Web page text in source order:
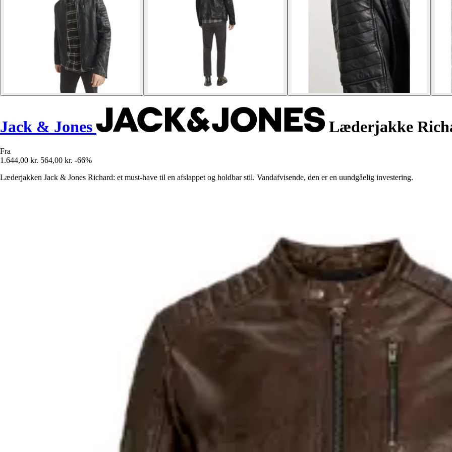
Jack & Jones Læderjakke
Fra
1.644,00 kr. 564,00 kr. -66%
Læderjakken Jack & Jones Richard: et must-have til en afslappet og holdbar stil. Vandafvisende, den er en uundgåelig investering.